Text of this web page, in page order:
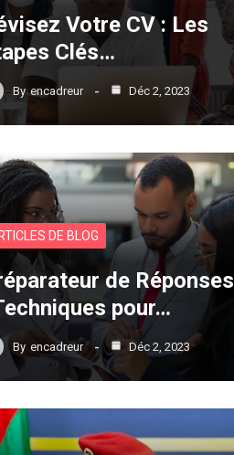
Votre CV : Les
Clés…
By encadreur Déc 2, 2023
DE BLOG
de Réponses
pour…
By encadreur Déc 2, 2023